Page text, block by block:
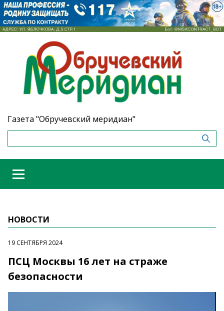
Газета "Обручевский меридиан"
НОВОСТИ
19 СЕНТЯБРЯ 2024
ПСЦ Москвы 16 лет на страже
безопасности